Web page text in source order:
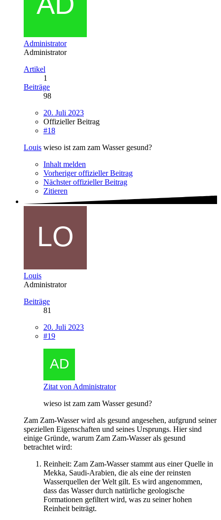
Administrator
Administrator
Artikel
1
Beiträge
98
20. Juli 2023
Offizieller Beitrag
#18
Louis wieso ist zam zam Wasser gesund?
Inhalt melden
Vorheriger offizieller Beitrag
Nächster offizieller Beitrag
Zitieren
Louis
Administrator
Beiträge
81
20. Juli 2023
#19
Zitat von Administrator
wieso ist zam zam Wasser gesund?
Zam Zam-Wasser wird als gesund angesehen, aufgrund seiner
speziellen Eigenschaften und seines Ursprungs. Hier sind
einige Gründe, warum Zam Zam-Wasser als gesund
betrachtet wird:
Reinheit: Zam Zam-Wasser stammt aus einer Quelle in
Mekka, Saudi-Arabien, die als eine der reinsten
Wasserquellen der Welt gilt. Es wird angenommen,
dass das Wasser durch natürliche geologische
Formationen gefiltert wird, was zu seiner hohen
Reinheit beiträgt.